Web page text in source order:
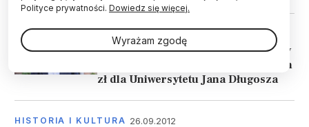
22.06.2023
Częstochowa / Minister Czarnek: my
pieniądze na wszystko mamy. 20 mln
zł dla Uniwersytetu Jana Długosza
HISTORIA I KULTURA 26.09.2012
Polityce prywatności. Dowiedz się więcej.
Wyrażam zgodę